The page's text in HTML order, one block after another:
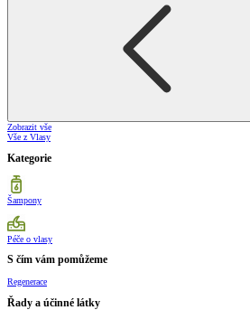
Zobrazit vše
Vše z Vlasy
Kategorie
Šampony
Péče o vlasy
S čím vám pomůžeme
Regenerace
Řady a účinné látky